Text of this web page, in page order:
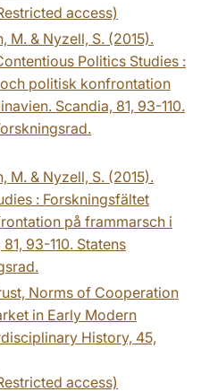
access)
M. & Nyzell, S. (2015).
Politics Studies :
politisk konfrontation
Scandia, 81, 93-110.
M. & Nyzell, S. (2015).
: Forskningsfältet
på frammarsch i
93-110. Statens
Norms of Cooperation
in Early Modern
History, 45,
access)